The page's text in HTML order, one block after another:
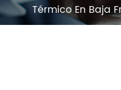
Térmico En Baja